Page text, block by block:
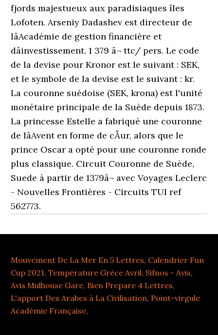
fjords majestueux aux paradisiaques îles
Lofoten. Arseniy Dadashev est directeur de
lâAcadémie de gestion financière et
dâinvestissement. 1 379 â¬ ttc/ pers. Le code
de la devise pour Kronor est le suivant : SEK,
et le symbole de la devise est le suivant : kr.
La couronne suédoise (SEK, krona) est l'unité
monétaire principale de la Suède depuis 1873.
La princesse Estelle a fabriqué une couronne
de lâAvent en forme de cÅur, alors que le
prince Oscar a opté pour une couronne ronde
plus classique. Circuit Couronne de Suède,
Suede à partir de 1379â¬ avec Voyages Leclerc
- Nouvelles Frontières - Circuits TUI ref
562773.
Mouvement De La Mer En 5 Lettres, Calendrier Fun
Cup 2021,Température Grèce Avril, Sifnos - Avis,
Avis Mulhouse Gare, Bien Prepare 4 Lettres,
L'apport Des Arabes à La Civilisation, Point-virgule
Académie Française,